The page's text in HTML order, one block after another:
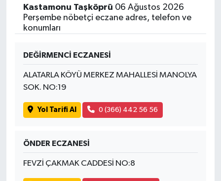
Kastamonu Taşköprü 06 Ağustos 2026
Perşembe nöbetçi eczane adres, telefon ve
konumları
DEĞİRMENCİ ECZANESİ
ALATARLA KÖYÜ MERKEZ MAHALLESİ MANOLYA
SOK. NO:19
Yol Tarifi Al 0 (366) 442 56 56
ÖNDER ECZANESİ
FEVZİ ÇAKMAK CADDESİ NO:8